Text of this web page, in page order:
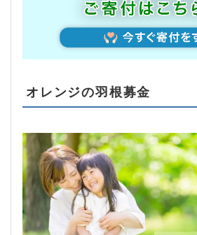
オレンジの羽根募金